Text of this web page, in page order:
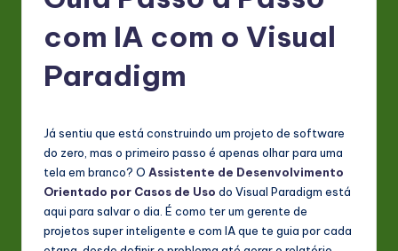
rt
com IA com o Visual
Paradigm
Já sentiu que está construindo um projeto de software
do zero, mas o primeiro passo é apenas olhar para uma
tela em branco? O Assistente de Desenvolvimento
Orientado por Casos de Uso do Visual Paradigm está
aqui para salvar o dia. É como ter um gerente de
projetos super inteligente e com IA que te guia por cada